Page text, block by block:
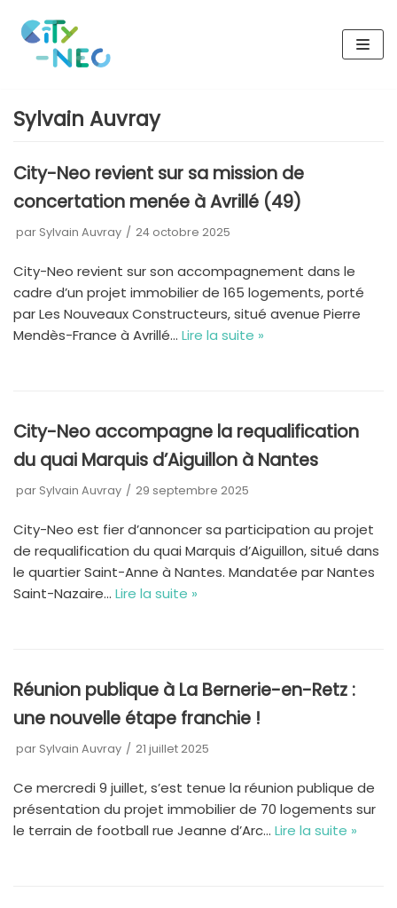
Aller
Sylvain Auvray
City-Neo revient sur sa mission de
concertation menée à Avrillé (49)
par Sylvain Auvray 24 octobre 2025
City-Neo revient sur son accompagnement dans le
cadre d’un projet immobilier de 165 logements, porté
par Les Nouveaux Constructeurs, situé avenue Pierre
Mendès-France à Avrillé… Lire la suite »
City-Neo accompagne la requalification
du quai Marquis d’Aiguillon à Nantes
par Sylvain Auvray 29 septembre 2025
City-Neo est fier d’annoncer sa participation au projet
de requalification du quai Marquis d’Aiguillon, situé dans
le quartier Saint-Anne à Nantes. Mandatée par Nantes
Saint-Nazaire… Lire la suite »
Réunion publique à La Bernerie-en-Retz :
une nouvelle étape franchie !
par Sylvain Auvray 21 juillet 2025
Ce mercredi 9 juillet, s’est tenue la réunion publique de
présentation du projet immobilier de 70 logements sur
le terrain de football rue Jeanne d’Arc… Lire la suite »